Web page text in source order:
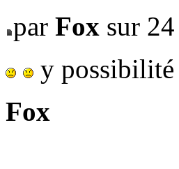
par Fox sur
y
Fox